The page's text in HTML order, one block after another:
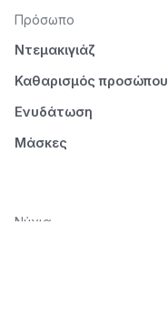
Πρόσωπο
Ντεμακιγιάζ
Καθαρισμός προσώπου
Ενυδάτωση
Μάσκες
Νύχια